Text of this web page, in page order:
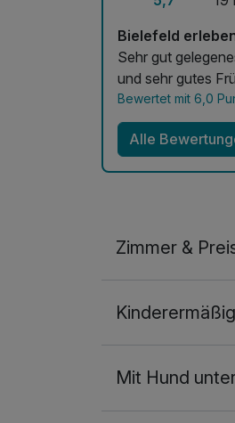
Bielefeld
Sehr gut
und sehr gutes
Bewertet mit 6,0
Alle
Zimmer &
2 Erwachsene und 1
Mit Hund